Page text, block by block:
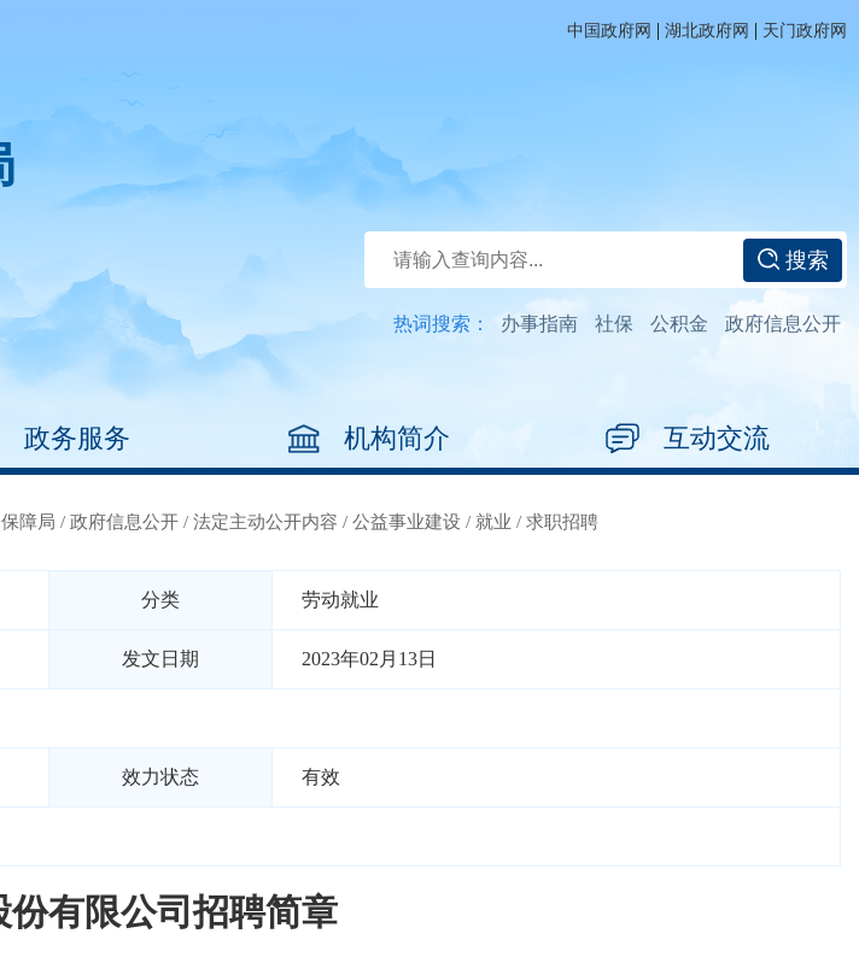
中国政府网 | 湖北政府网 | 天门政府网
搜索
热词搜索： 办事指南 社保 公积金 政府信息公开
政务服务 机构简介 互动交流
障局 / 政府信息公开 / 法定主动公开内容 / 公益事业建设 / 就业 / 求职招聘
分类 劳动就业
发文日期 2023年02月13日
效力状态 有效
份有限公司招聘简章